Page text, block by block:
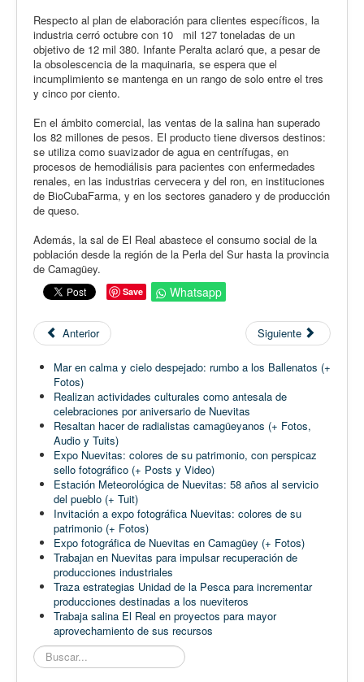
Respecto al plan de elaboración para clientes específicos, la
industria cerró octubre con 10 mil 127 toneladas de un
objetivo de 12 mil 380. Infante Peralta aclaró que, a pesar de
la obsolescencia de la maquinaria, se espera que el
incumplimiento se mantenga en un rango de solo entre el tres
y cinco por ciento.
En el ámbito comercial, las ventas de la salina han superado
los 82 millones de pesos. El producto tiene diversos destinos:
se utiliza como suavizador de agua en centrífugas, en
procesos de hemodiálisis para pacientes con enfermedades
renales, en las industrias cervecera y del ron, en instituciones
de BioCubaFarma, y en los sectores ganadero y de producción
de queso.
Además, la sal de El Real abastece el consumo social de la
población desde la región de la Perla del Sur hasta la provincia
de Camagüey.
Save Whatsapp
Anterior Siguiente
Mar en calma y cielo despejado: rumbo a los Ballenatos (+
Fotos)
Realizan actividades culturales como antesala de
celebraciones por aniversario de Nuevitas
Resaltan hacer de radialistas camagüeyanos (+ Fotos,
Audio y Tuits)
Expo Nuevitas: colores de su patrimonio, con perspicaz
sello fotográfico (+ Posts y Video)
Estación Meteorológica de Nuevitas: 58 años al servicio
del pueblo (+ Tuit)
Invitación a expo fotográfica Nuevitas: colores de su
patrimonio (+ Fotos)
Expo fotográfica de Nuevitas en Camagüey (+ Fotos)
Trabajan en Nuevitas para impulsar recuperación de
producciones industriales
Traza estrategias Unidad de la Pesca para incrementar
producciones destinadas a los nueviteros
Trabaja salina El Real en proyectos para mayor
aprovechamiento de sus recursos
Buscar...